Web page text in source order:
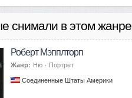
снимали в этом жанре
Роберт Мэпплторп
Жанр: Ню · Портрет
Соединенные Штаты Америки